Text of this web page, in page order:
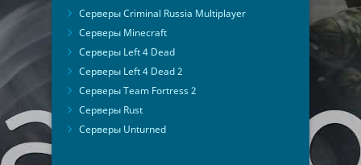
Серверы Criminal Russia Multiplayer
Серверы Minecraft
Серверы Left 4 Dead
Серверы Left 4 Dead 2
Серверы Team Fortress 2
Серверы Rust
Серверы Unturned